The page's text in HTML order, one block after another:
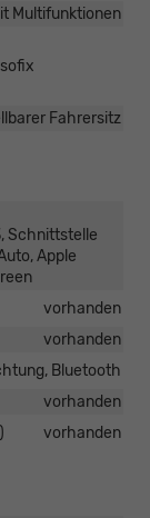
Multifunktionen
Fahrersitz
Schnittstelle
Apple
vorhanden
vorhanden
Bluetooth
vorhanden
vorhanden